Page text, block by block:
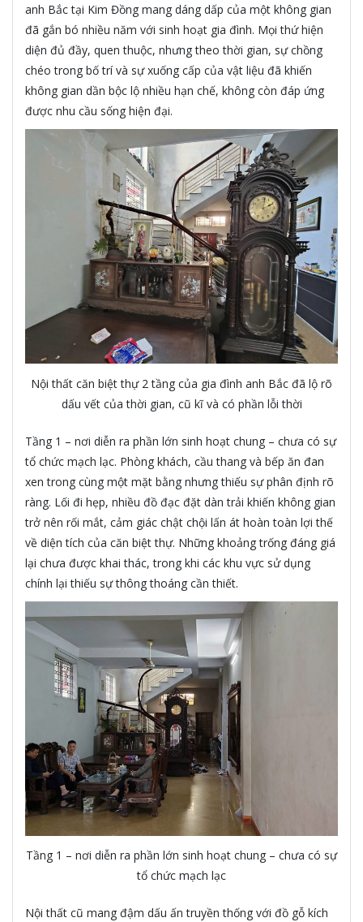
anh Bắc tại Kim Đồng mang dáng dấp của một không gian
đã gắn bó nhiều năm với sinh hoạt gia đình. Mọi thứ hiện
diện đủ đầy, quen thuộc, nhưng theo thời gian, sự chồng
chéo trong bố trí và sự xuống cấp của vật liệu đã khiến
không gian dần bộc lộ nhiều hạn chế, không còn đáp ứng
được nhu cầu sống hiện đại.
Nội thất căn biệt thự 2 tầng của gia đình anh Bắc đã lộ rõ
dấu vết của thời gian, cũ kĩ và có phần lỗi thời
Tầng 1 – nơi diễn ra phần lớn sinh hoạt chung – chưa có sự
tổ chức mạch lạc. Phòng khách, cầu thang và bếp ăn đan
xen trong cùng một mặt bằng nhưng thiếu sự phân định rõ
ràng. Lối đi hẹp, nhiều đồ đạc đặt dàn trải khiến không gian
trở nên rối mắt, cảm giác chật chội lấn át hoàn toàn lợi thế
về diện tích của căn biệt thự. Những khoảng trống đáng giá
lại chưa được khai thác, trong khi các khu vực sử dụng
chính lại thiếu sự thông thoáng cần thiết.
Tầng 1 – nơi diễn ra phần lớn sinh hoạt chung – chưa có sự
tổ chức mạch lạc
Nội thất cũ mang đậm dấu ấn truyền thống với đồ gỗ kích